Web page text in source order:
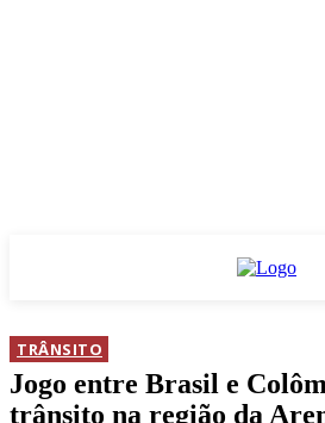
TRÂNSITO
Jogo entre Brasil e
trânsito na região da